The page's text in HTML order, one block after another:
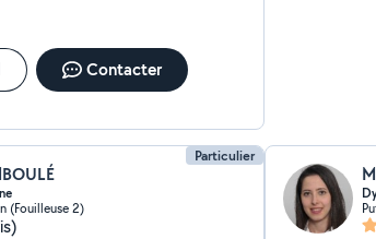
- CONCIERGERIE
(airbnb, b&b)
Contacter
Particulier
(Fouilleuse 2)